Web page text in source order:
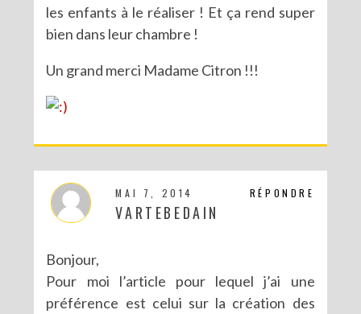
les enfants à le réaliser ! Et ça rend super
bien dans leur chambre !
Un grand merci Madame Citron !!!
RÉPONDRE
MAI 7, 2014
VARTEBEDAIN
Bonjour,
Pour moi l’article pour lequel j’ai une
préférence est celui sur la création des